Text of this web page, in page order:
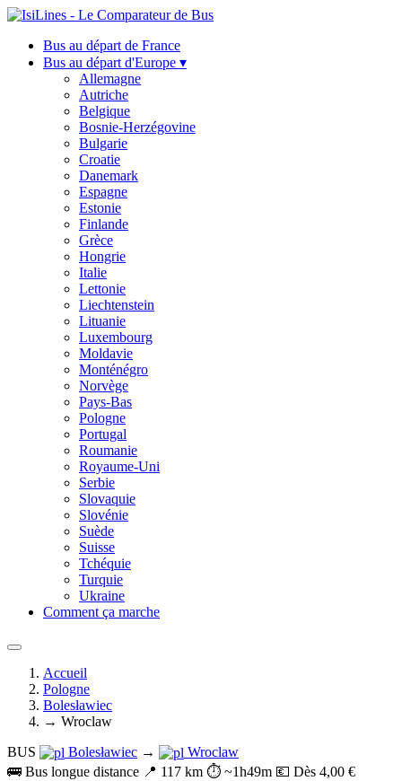
Bus au départ de France
Bus au départ d'Europe ▾
Allemagne
Autriche
Belgique
Bosnie-Herzégovine
Bulgarie
Croatie
Danemark
Espagne
Estonie
Finlande
Grèce
Hongrie
Italie
Lettonie
Liechtenstein
Lituanie
Luxembourg
Moldavie
Monténégro
Norvège
Pays-Bas
Pologne
Portugal
Roumanie
Royaume-Uni
Serbie
Slovaquie
Slovénie
Suède
Suisse
Tchéquie
Turquie
Ukraine
Comment ça marche
Accueil
Pologne
Bolesławiec
→ Wroclaw
BUS
Bolesławiec →
Wroclaw
🚌 Bus longue distance 📍 117 km ⏱️ ~1h49m 💶 Dès 4,00 €